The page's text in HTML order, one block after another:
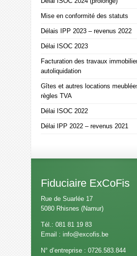
Mise en conformité des statuts
Délais IPP 2023 – revenus 2022
Délai ISOC 2023
Facturation des travaux
autoliquidation
Gîtes et autres locations
règles TVA
Délai ISOC 2022
Délai IPP 2022 – revenus 2021
Fiduciaire ExCoFis
Rue de Suarlée 17
5080 Rhisnes (Namur)
Tél.: 081 81 19 83
Email : info@excofis.be
N° d’entreprise : 0726.583.844